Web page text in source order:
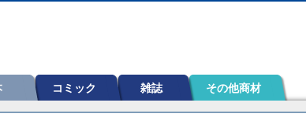
コミック 雑誌 その他商材